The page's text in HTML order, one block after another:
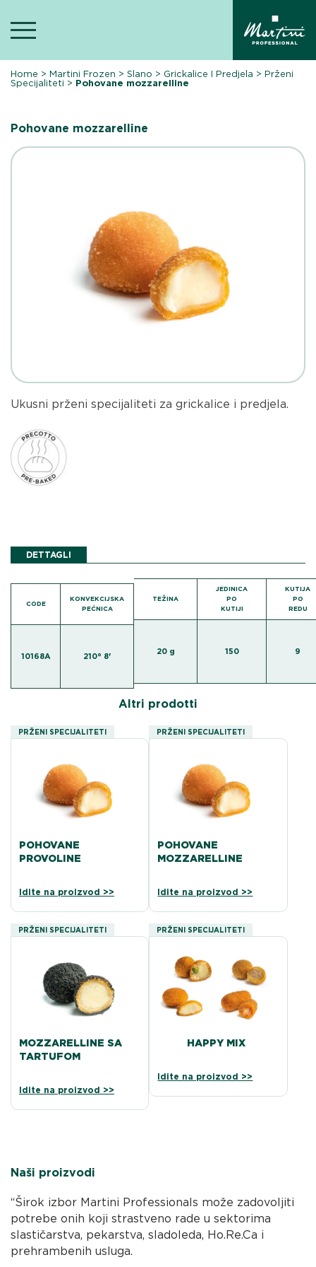
content
Home >Martini Frozen >Slano > Grickalice I Predjela >Prženi
Specijaliteti > Pohovane mozzarelline
Pohovane mozzarelline
Ukusni prženi specijaliteti za grickalice i predjela.
DETTAGLI
CODE
KONVEKCIJSKA
PEĆNICA
10168A 210° 8'
TEŽINA
JEDINICA
PO
KUTIJI
KUTIJA
PO
REDU
20 g 150 9
Altri prodotti
PRŽENI SPECIJALITETI
POHOVANE
PROVOLINE
Idite na proizvod >>
PRŽENI SPECIJALITETI
POHOVANE
MOZZARELLINE
Idite na proizvod >>
PRŽENI SPECIJALITETI
MOZZARELLINE SA
TARTUFOM
Idite na proizvod >>
PRŽENI SPECIJALITETI
HAPPY MIX
Idite na proizvod >>
Naši proizvodi
“Širok izbor Martini Professionals može zadovoljiti
potrebe onih koji strastveno rade u sektorima
slastičarstva, pekarstva, sladoleda, Ho.Re.Ca i
prehrambenih usluga.